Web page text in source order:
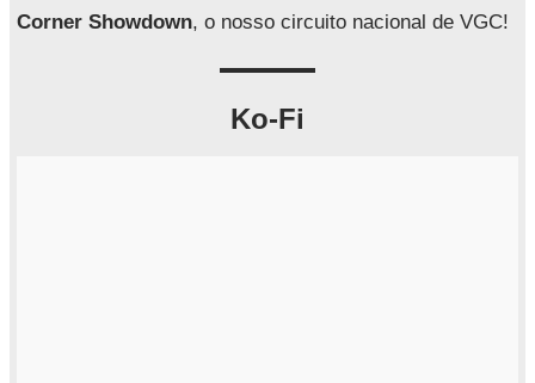
Corner Showdown, o nosso circuito nacional de VGC!
Ko-Fi